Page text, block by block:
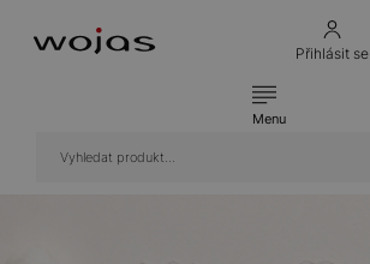
Přihlásit se
Menu